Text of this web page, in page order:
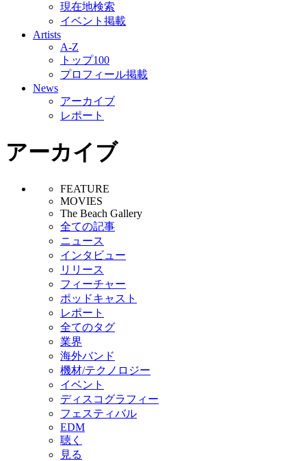
現在地検索
イベント掲載
Artists
A-Z
トップ100
プロフィール掲載
News
アーカイブ
レポート
アーカイブ
FEATURE
MOVIES
The Beach Gallery
全ての記事
ニュース
インタビュー
リリース
フィーチャー
ポッドキャスト
レポート
全てのタグ
業界
海外バンド
機材/テクノロジー
イベント
ディスコグラフィー
フェスティバル
EDM
聴く
見る